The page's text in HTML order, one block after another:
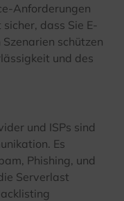
Anforderungen
dass Sie E-
schützen
und des
und ISPs sind
Es
Phishing, und
Serverlast